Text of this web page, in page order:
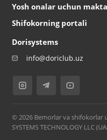
Yosh onalar uchun
Shifokorning portali
Dorisystems
info@doriclub.uz
© 2026 Bemorlar va shifokorlar
SYSTEMS TECHNOLOGY LLC